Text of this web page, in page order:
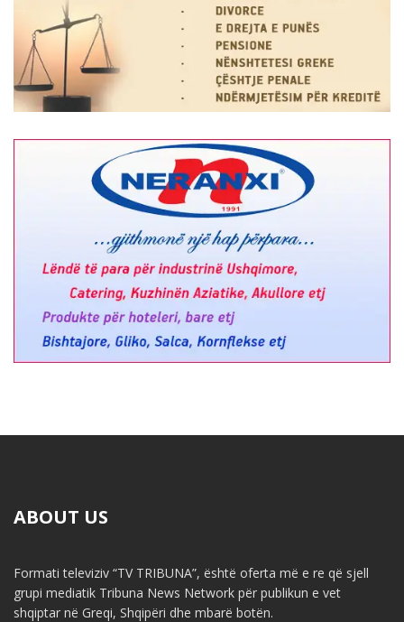
ABOUT US
Formati televiziv “TV TRIBUNA”, është oferta më e re që sjell
grupi mediatik Tribuna News Network për publikun e vet
shqiptar në Greqi, Shqipëri dhe mbarë botën.